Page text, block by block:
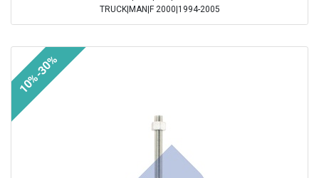
TRUCK|MAN|F 2000|1994-2005
TRUCK|MAN|M 2000 M|1995-2005
10%-30%